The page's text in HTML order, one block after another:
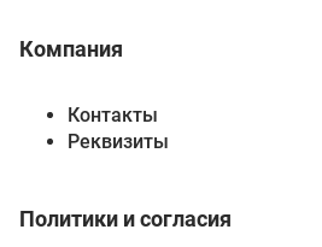
Компания
Контакты
Реквизиты
Политики и согласия